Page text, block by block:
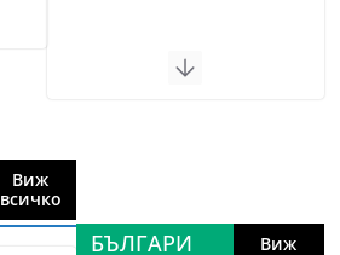
Виж
всичко
БЪЛГАРИ
Виж